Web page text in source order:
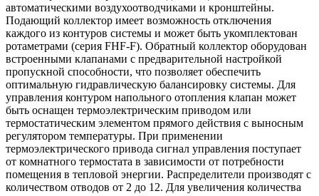
автоматическими воздухоотводчиками и кронштейны.
Подающий коллектор имеет возможность отключения
каждого из контуров системы и может быть укомплектован
ротаметрами (серия FHF-F). Обратный коллектор оборудован
встроенными клапанами с предварительной настройкой
пропускной способности, что позволяет обеспечить
оптимальную гидравлическую балансировку системы. Для
управления контуром напольного отопления клапан может
быть оснащен термоэлектрическим приводом или
термостатическим элементом прямого действия с выносным
регулятором температуры. При применении
термоэлектрического привода сигнал управления поступает
от комнатного термостата в зависимости от потребности
помещения в тепловой энергии. Распределители производят с
количеством отводов от 2 до 12. Для увеличения количества